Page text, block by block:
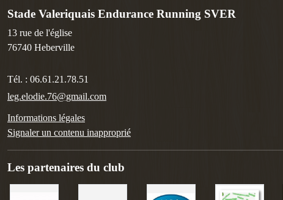
Stade Valeriquais Endurance Running SVER
13 rue de l'église
76740 Heberville
Tél. : 06.61.21.78.51
leg.elodie.76@gmail.com
Informations légales
Signaler un contenu inapproprié
Les partenaires du club